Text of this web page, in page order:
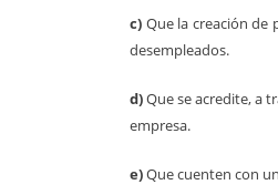
c) Que la creación de
desempleados.
d)Que se acredite, a
empresa.
e)Que cuenten con